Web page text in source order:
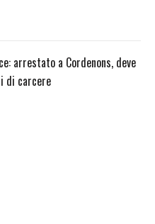
arrestato a Cordenons, deve
di carcere